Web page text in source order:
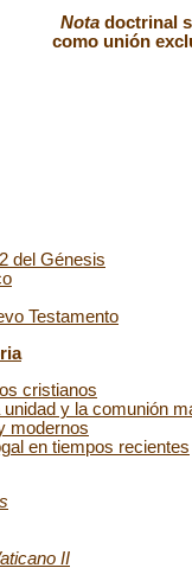
Nota doctrinal
como unión
del Génesis
Testamento
cristianos
y la comunión
modernos
en tiempos recientes
II